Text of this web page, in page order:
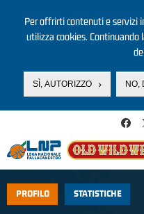
Per offrirti contenuti e servizi
utilizza cookies. Continuando
SÌ, AUTORIZZO NO,
PROFILO STATISTICHE